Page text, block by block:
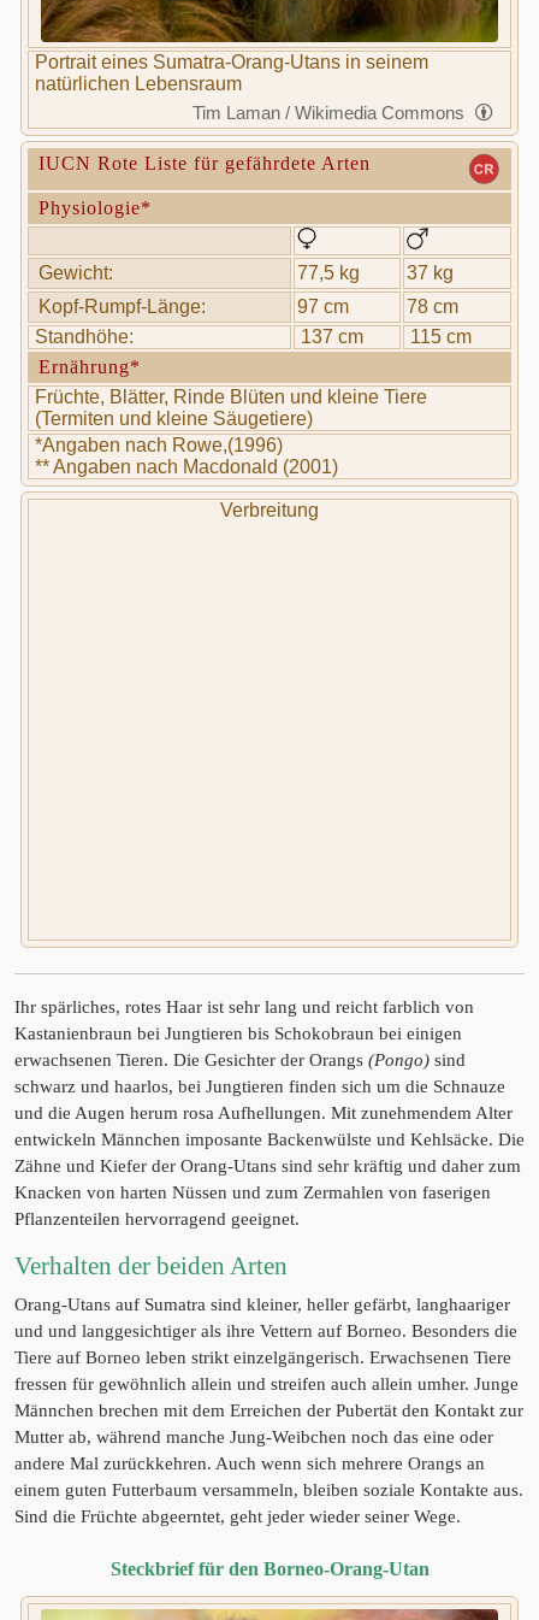
Portrait eines Sumatra-Orang-Utans in seinem
natürlichen Lebensraum
Tim Laman / Wikimedia Commons
IUCN Rote Liste für gefährdete Arten
Physiologie*
Gewicht: 77,5 kg
37 kg
Kopf-Rumpf-Länge:
97 cm
78 cm
Standhöhe:
137 cm
115 cm
Ernährung*
Früchte, Blätter, Rinde Blüten und kleine Tiere
(Termiten und kleine Säugetiere)
*Angaben nach Rowe,(1996)
** Angaben nach Macdonald (2001)
Verbreitung
Ihr spärliches, rotes Haar ist sehr lang und reicht farblich von
Kastanienbraun bei Jungtieren bis Schokobraun bei einigen
erwachsenen Tieren. Die Gesichter der Orangs (Pongo) sind
schwarz und haarlos, bei Jungtieren finden sich um die Schnauze
und die Augen herum rosa Aufhellungen. Mit zunehmendem Alter
entwickeln Männchen imposante Backenwülste und Kehlsäcke. Die
Zähne und Kiefer der Orang-Utans sind sehr kräftig und daher zum
Knacken von harten Nüssen und zum Zermahlen von faserigen
Pflanzenteilen hervorragend geeignet.
Verhalten der beiden Arten
Orang-Utans auf Sumatra sind kleiner, heller gefärbt, langhaariger
und und langgesichtiger als ihre Vettern auf Borneo. Besonders die
Tiere auf Borneo leben strikt einzelgängerisch. Erwachsenen Tiere
fressen für gewöhnlich allein und streifen auch allein umher. Junge
Männchen brechen mit dem Erreichen der Pubertät den Kontakt zur
Mutter ab, während manche Jung-Weibchen noch das eine oder
andere Mal zurückkehren. Auch wenn sich mehrere Orangs an
einem guten Futterbaum versammeln, bleiben soziale Kontakte aus.
Sind die Früchte abgeerntet, geht jeder wieder seiner Wege.
Steckbrief für den Borneo-Orang-Utan